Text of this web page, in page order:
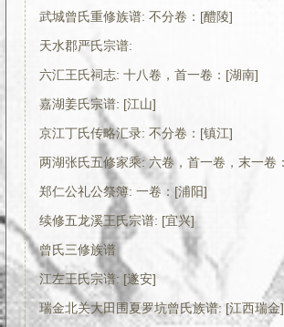
武城曾氏重修族谱: 不分卷：[醴陵]
天水郡严氏宗谱:
六汇王氏祠志: 十八卷，首一卷：[湖南]
嘉湖姜氏宗谱: [江山]
京江丁氏传略汇录: 不分卷：[镇江]
郑仁公礼公祭簿: 一卷：[浦阳]
续修五龙溪王氏宗谱: [宜兴]
曾氏三修族谱
江左王氏宗谱: [遂安]
瑞金北关大田围夏罗坑曾氏族谱: [江西瑞金]